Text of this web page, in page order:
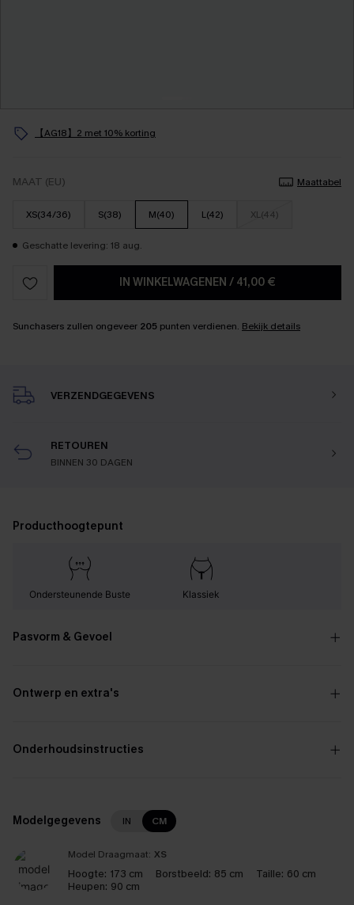
【AG18】2 met 10% korting
MAAT (EU) Maattabel
XS(34/36) S(38) M(40) L(42) XL(44)
Geschatte levering: 18 aug.
IN WINKELWAGENEN / 41,00 €
Sunchasers zullen ongeveer 205 punten verdienen. Bekijk details
VERZENDGEGEVENS
RETOUREN
BINNEN 30 DAGEN
Producthoogtepunt
Ondersteunende Buste Klassiek
Pasvorm & Gevoel
Ontwerp en extra's
Onderhoudsinstructies
Modelgegevens IN CM
Model Draagmaat: XS
Hoogte: 173 cm Borstbeeld: 85 cm Taille: 60 cm
Heupen: 90 cm